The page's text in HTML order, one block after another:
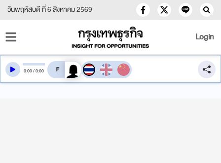
วันพฤหัสบดี ที่ 6 สิงหาคม 2569
Login
0:00/0:00 สลับเสียงอ่าน